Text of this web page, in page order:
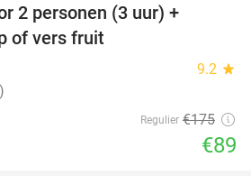
2 personen (3 uur) +
of vers fruit
9.2 star
Regulier €175
€89